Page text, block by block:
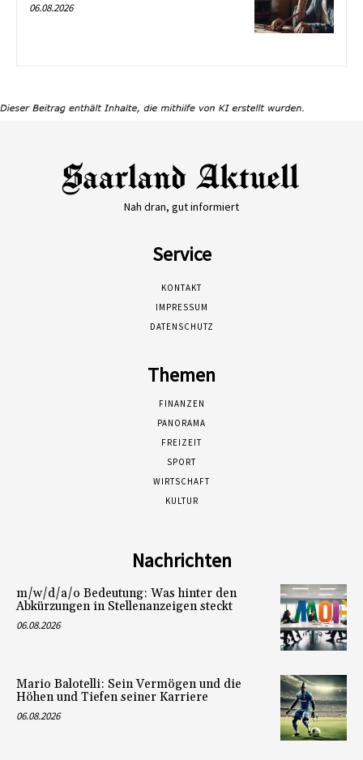
06.08.2026
Nah dran, gut informiert
Service
KONTAKT
IMPRESSUM
DATENSCHUTZ
Themen
FINANZEN
PANORAMA
FREIZEIT
SPORT
WIRTSCHAFT
KULTUR
Nachrichten
m/w/d/a/o Bedeutung: Was hinter den
Abkürzungen in Stellenanzeigen steckt
06.08.2026
Mario Balotelli: Sein Vermögen und die
Höhen und Tiefen seiner Karriere
06.08.2026